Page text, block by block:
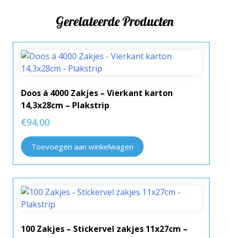
Gerelateerde Producten
Doos á 4000 Zakjes – Vierkant karton
14,3x28cm – Plakstrip
€94,00
Toevoegen aan winkelwagen
100 Zakjes – Stickervel zakjes 11x27cm –